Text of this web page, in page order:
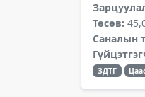
Төсөв:
Саналын
ЗДТГ